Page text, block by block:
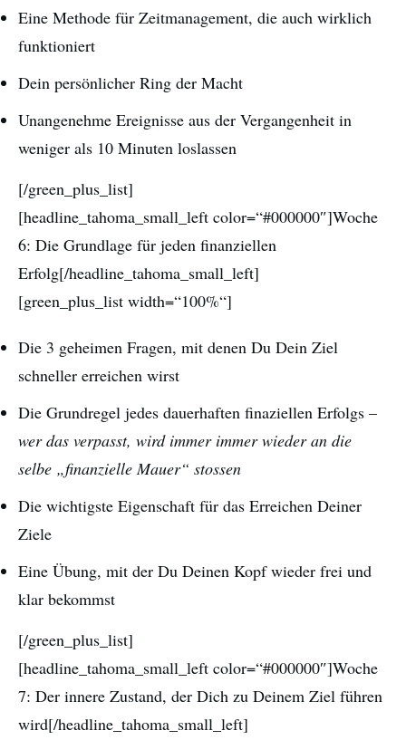
Eine Methode für Zeitmanagement, die auch wirklich
funktioniert
Dein persönlicher Ring der Macht
Unangenehme Ereignisse aus der Vergangenheit in
weniger als 10 Minuten loslassen
[/green_plus_list]
[headline_tahoma_small_left color=“#000000″]Woche
6: Die Grundlage für jeden finanziellen
Erfolg[/headline_tahoma_small_left]
[green_plus_list width=“100%“]
Die 3 geheimen Fragen, mit denen Du Dein Ziel
schneller erreichen wirst
Die Grundregel jedes dauerhaften finaziellen Erfolgs –
wer das verpasst, wird immer immer wieder an die
selbe „finanzielle Mauer“ stossen
Die wichtigste Eigenschaft für das Erreichen Deiner
Ziele
Eine Übung, mit der Du Deinen Kopf wieder frei und
klar bekommst
[/green_plus_list]
[headline_tahoma_small_left color=“#000000″]Woche
7: Der innere Zustand, der Dich zu Deinem Ziel führen
wird[/headline_tahoma_small_left]